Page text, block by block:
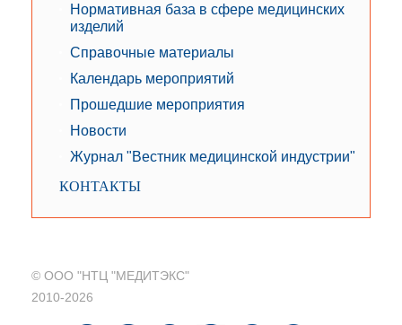
Нормативная база в сфере медицинских
изделий
Справочные материалы
Календарь мероприятий
Прошедшие мероприятия
Новости
Журнал "Вестник медицинской индустрии"
КОНТАКТЫ
© ООО "НТЦ "МЕДИТЭКС"
2010-2026